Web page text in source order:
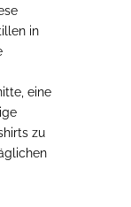
in
eine
zu